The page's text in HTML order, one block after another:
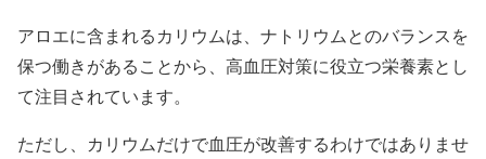
アロエに含まれるカリウムは、ナトリウムとのバランスを
保つ働きがあることから、高血圧対策に役立つ栄養素とし
て注目されています。
ただし、カリウムだけで血圧が改善するわけではありませ